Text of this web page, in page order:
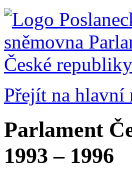
Přejít na hlavní
Parlament
1993 – 1996